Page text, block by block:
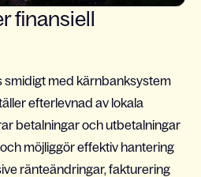
finansiell
smidigt med kärnbanksystem
efterlevnad av lokala
betalningar och utbetalningar
möjliggör effektiv hantering
ränteändringar, fakturering